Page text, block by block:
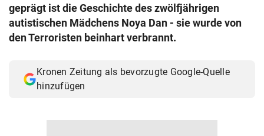
geprägt ist die Geschichte des zwölfjährigen
autistischen Mädchens Noya Dan - sie wurde von
den Terroristen beinhart verbrannt.
Kronen Zeitung als bevorzugte Google-Quelle
hinzufügen